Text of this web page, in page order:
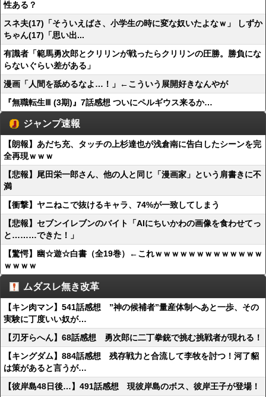
性ある？
スネ夫(17)「そういえばさ、小学生の時に変な奴いたよなｗ」 しずか
ちゃん(17)「思い出...
有識者「範馬勇次郎とクリリンが戦ったらクリリンの圧勝。勝負にな
らないぐらい差がある」
漫画「人間を舐めるなよ…！」←こういう展開好きなんやが
『無職転生Ⅲ (3期)』7話感想 ついにペルギウス来るか…
ジャンプ速報
【朗報】あだち充、タッチの上杉達也が浅倉南に告白したシーンを完
全再現ｗｗｗ
【悲報】尾田栄一郎さん、他の人と同じ「漫画家」という肩書きに不
満
【衝撃】ヤニねこで抜けるキャラ、74%が一致してしまう
【悲報】セブンイレブンのバイト「AIにちいかわの画像を食わせてっ
と………できた！」
【驚愕】幽☆遊☆白書（全19巻）←これｗｗｗｗｗｗｗｗｗｗｗｗｗ
ｗｗｗｗ
ムダスレ無き改革
【キン肉マン】541話感想 ”神の候補者”量産体制へあと一歩、その
実験に丁度いい奴が…
【刃牙らへん】68話感想 勇次郎に二丁拳銃で挑む挑戦者が現れる！
【キングダム】884話感想 残存戦力と合流して李牧を討つ！河了貂
は策があると言うが…
【彼岸島48日後…】491話感想 現彼岸島のボス、彼岸王子が登場！